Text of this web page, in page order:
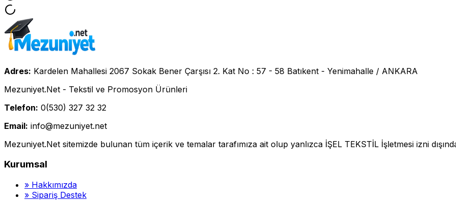
Adres: Kardelen Mahallesi 2067 Sokak Bener Çarşısı 2. Kat No : 57 - 58 Batıkent - Yenimahalle / ANKARA
Mezuniyet.Net - Tekstil ve Promosyon Ürünleri
Telefon: 0(530) 327 32 32
Email: info@mezuniyet.net
Mezuniyet.Net sitemizde bulunan tüm içerik ve temalar tarafımıza ait olup yanlızca İŞEL TEKSTİL İşletmesi izni
Kurumsal
» Hakkımızda
» Sipariş Destek